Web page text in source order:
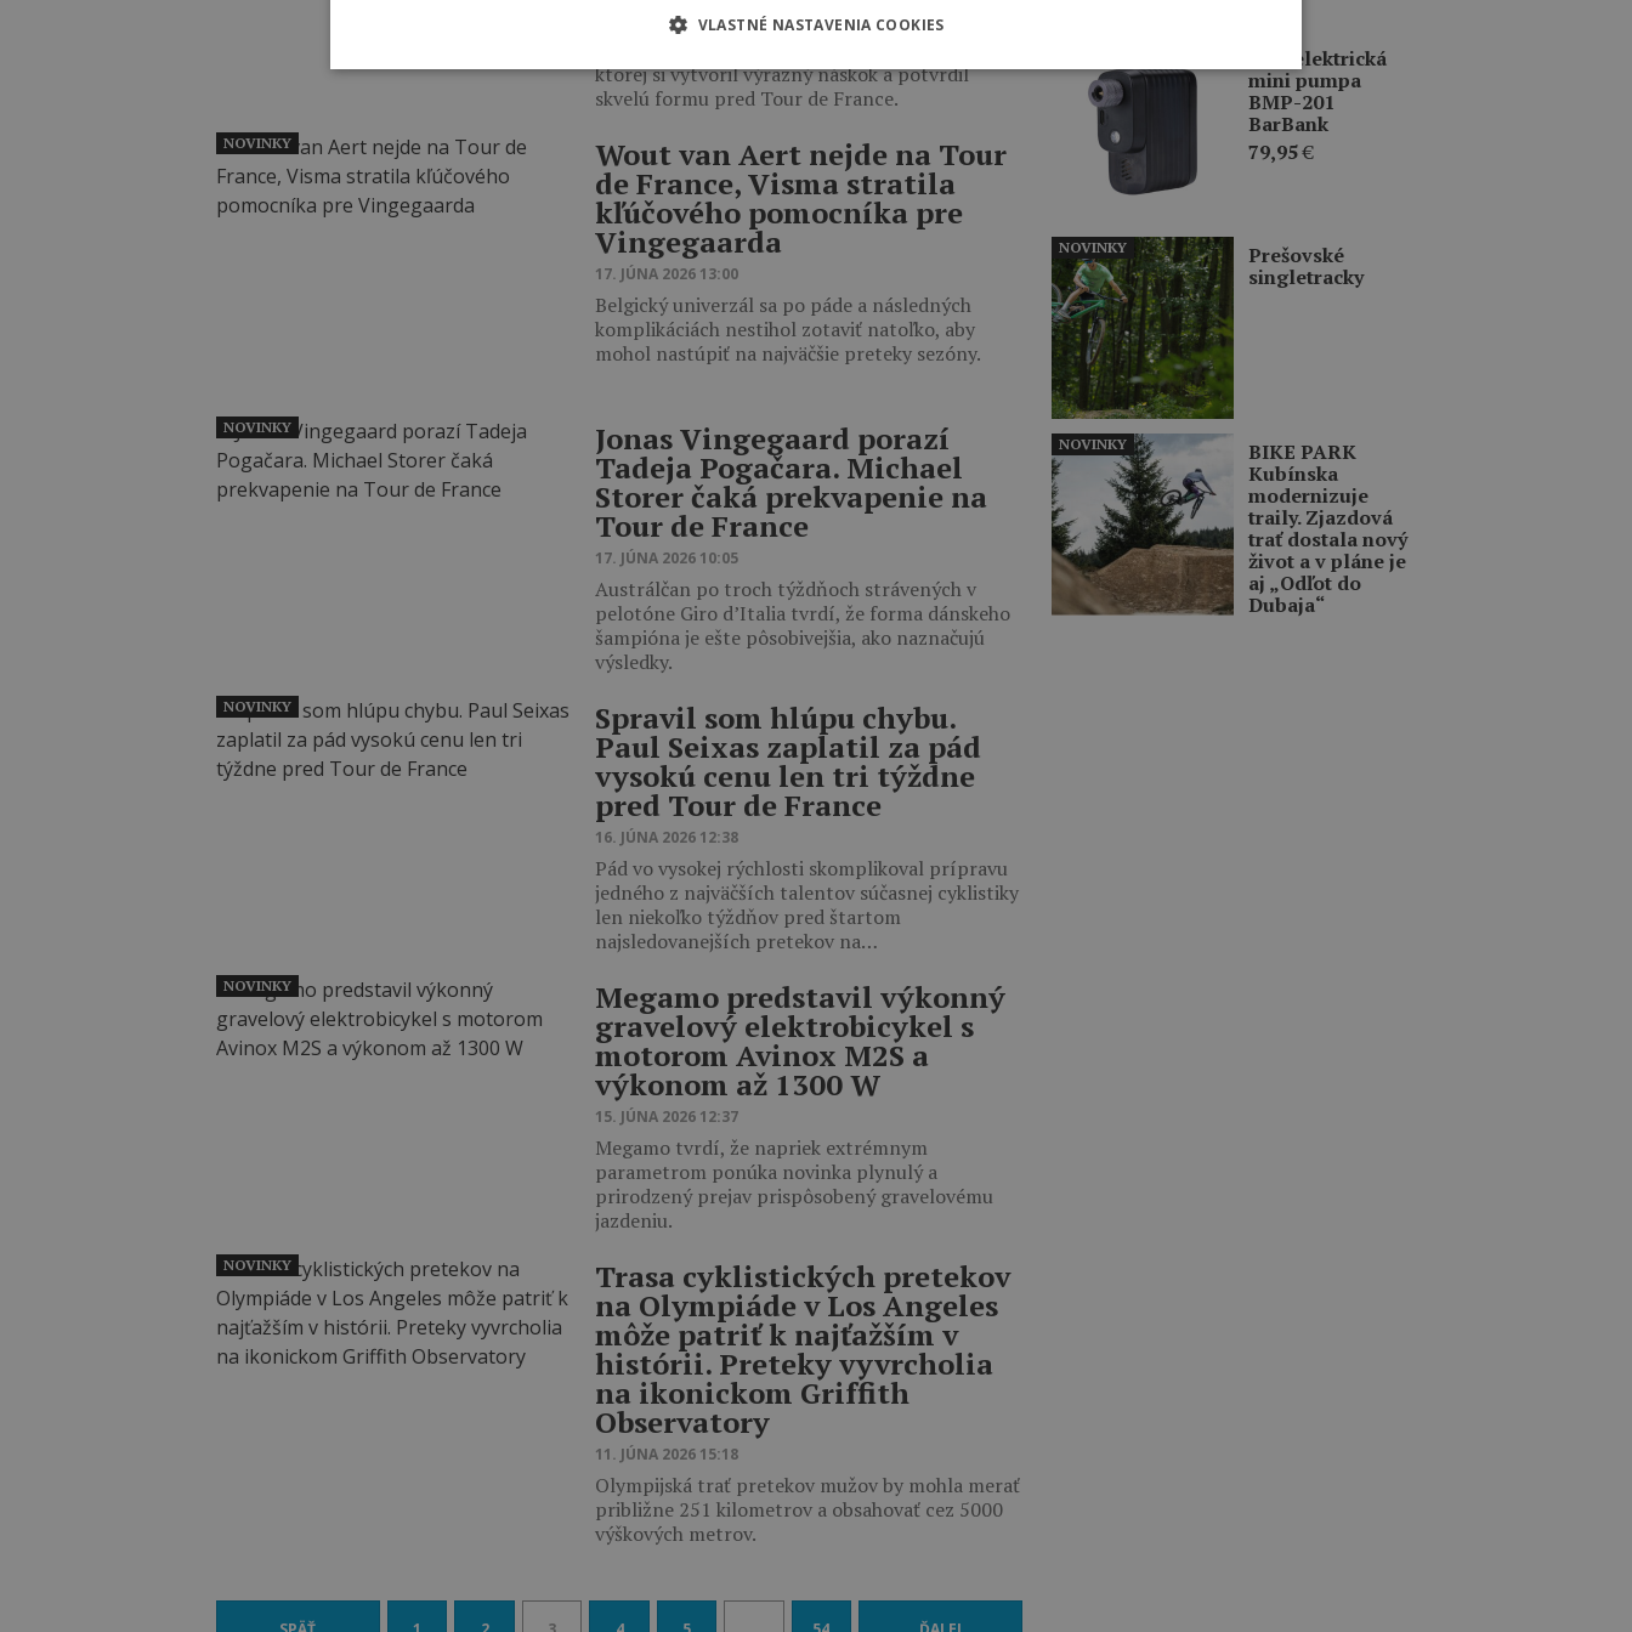
18. JÚNA 2026 09:30
ktorej si vytvoril výrazný náskok a potvrdil
skvelú formu pred Tour de France.
Wout van Aert nejde na Tour
de France, Visma stratila
kľúčového pomocníka pre
Vingegaarda
17. JÚNA 2026 13:00
Belgický univerzál sa po páde a následných
komplikáciách nestihol zotaviť natoľko, aby
mohol nastúpiť na najväčšie preteky sezóny.
NOVINKY
Jonas Vingegaard porazí
Tadeja Pogačara. Michael
Storer čaká prekvapenie na
Tour de France
17. JÚNA 2026 10:05
Austrálčan po troch týždňoch strávených v
pelotóne Giro d’Italia tvrdí, že forma dánskeho
šampióna je ešte pôsobivejšia, ako naznačujú
výsledky.
NOVINKY
Spravil som hlúpu chybu.
Paul Seixas zaplatil za pád
vysokú cenu len tri týždne
pred Tour de France
16. JÚNA 2026 12:38
Pád vo vysokej rýchlosti skomplikoval prípravu
jedného z najväčších talentov súčasnej cyklistiky
len niekoľko týždňov pred štartom
najsledovanejších pretekov na…
NOVINKY
Megamo predstavil výkonný
gravelový elektrobicykel s
motorom Avinox M2S a
výkonom až 1300 W
15. JÚNA 2026 12:37
Megamo tvrdí, že napriek extrémnym
parametrom ponúka novinka plynulý a
prirodzený prejav prispôsobený gravelovému
jazdeniu.
NOVINKY
Trasa cyklistických pretekov
na Olympiáde v Los Angeles
môže patriť k najťažším v
histórii. Preteky vyvrcholia
na ikonickom Griffith
Observatory
11. JÚNA 2026 15:18
Olympijská trať pretekov mužov by mohla merať
približne 251 kilometrov a obsahovať cez 5000
výškových metrov.
NOVINKY
BBB elektrická
mini pumpa
BMP-201
BarBank
79,95€
Prešovské
singletracky
NOVINKY
BIKE PARK
Kubínska
modernizuje
traily. Zjazdová
trať dostala nový
život a v pláne je
aj „Odľot do
Dubaja“
NOVINKY
VLASTNÉ NASTAVENIA COOKIES